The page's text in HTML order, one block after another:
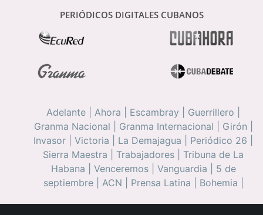
PERIÓDICOS DIGITALES CUBANOS
Adelante Ahora Escambray Guerrillero
Granma Nacional
Granma Internacional Girón
Invasor
Victoria La Demajagua Periódico 26
Sierra Maestra
Trabajadores
Tribuna de La
Habana
Venceremos| Vanguardia
5 de
septiembre| ACN Prensa Latina Bohemia